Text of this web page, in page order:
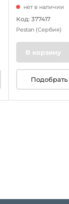
нет в наличии
Код: 377417
Pestan (Сербия)
В корзину
Подобрать